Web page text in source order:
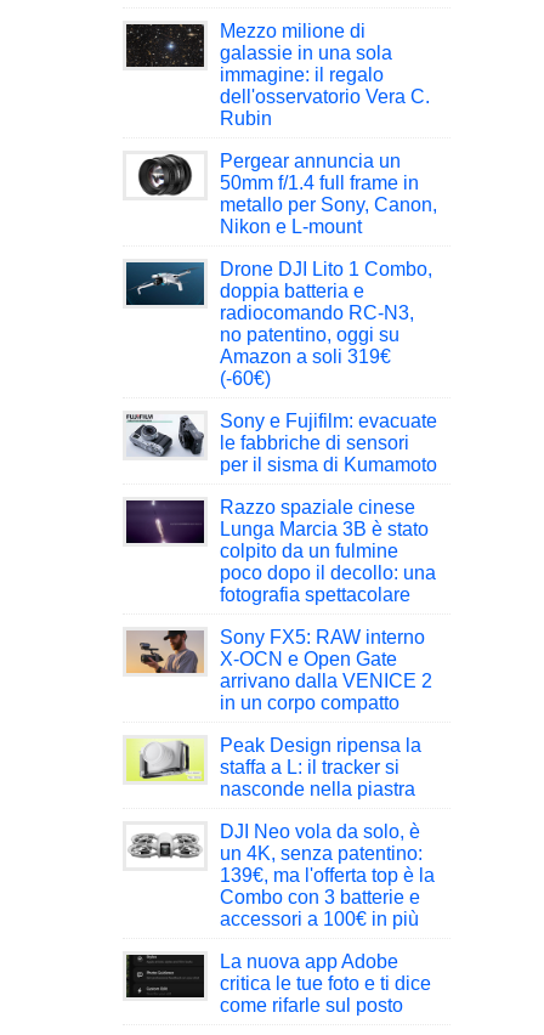
Mezzo milione di
galassie in una sola
immagine: il regalo
dell'osservatorio Vera C.
Rubin
Pergear annuncia un
50mm f/1.4 full frame in
metallo per Sony, Canon,
Nikon e L-mount
Drone DJI Lito 1 Combo,
doppia batteria e
radiocomando RC-N3,
no patentino, oggi su
Amazon a soli 319€
(-60€)
Sony e Fujifilm: evacuate
le fabbriche di sensori
per il sisma di Kumamoto
Razzo spaziale cinese
Lunga Marcia 3B è stato
colpito da un fulmine
poco dopo il decollo: una
fotografia spettacolare
Sony FX5: RAW interno
X-OCN e Open Gate
arrivano dalla VENICE 2
in un corpo compatto
Peak Design ripensa la
staffa a L: il tracker si
nasconde nella piastra
DJI Neo vola da solo, è
un 4K, senza patentino:
139€, ma l'offerta top è la
Combo con 3 batterie e
accessori a 100€ in più
La nuova app Adobe
critica le tue foto e ti dice
come rifarle sul posto